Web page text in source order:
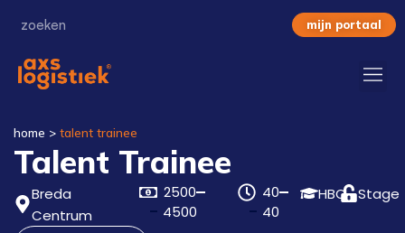
mijn portaal
home > talent trainee
Talent Trainee
Breda
Centrum
2500
4500
40
40
HBO Stage